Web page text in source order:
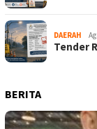
DAERAH
Tender
BERITA